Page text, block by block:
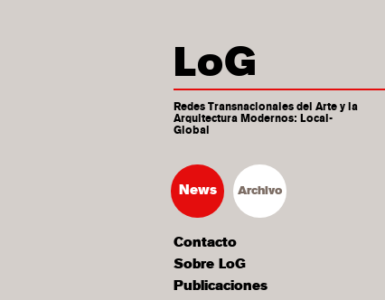
LoG
Redes Transnacionales del Arte y la
Arquitectura Modernos: Local-
Global
News Archivo
Contacto
Sobre LoG
Publicaciones